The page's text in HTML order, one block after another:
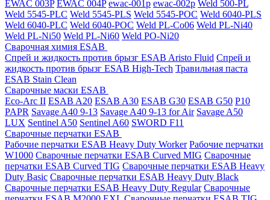
EWAC 003P EWAC 004P ewac-001p ewac-002p Weld 500-PL
Weld 5545-PLC Weld 5545-PLS Weld 5545-POC Weld 6040-PLS
Weld 6040-PLС Weld 6040-POC Weld PL-Co06 Weld PL-Ni40
Weld PL-Ni50 Weld PL-Ni60 Weld PO-Ni20
Сварочная химия ESAB
Спрей и жидкость против брызг ESAB Aristo Fluid Спрей и
жидкость против брызг ESAB High-Tech Травильная паста
ESAB Stain Clean
Сварочные маски ESAB
Eco-Arc II ESAB A20 ESAB A30 ESAB G30 ESAB G50 P10
PAPR Savage A40 9-13 Savage A40 9-13 for Air Savage A50
LUX Sentinel A50 Sentinel A60 SWORD F11
Сварочные перчатки ESAB
Рабочие перчатки ESAB Heavy Duty Worker Рабочие перчатки
W1000 Сварочные перчатки ESAB Curved MIG Сварочные
перчатки ESAB Curved TIG Сварочные перчатки ESAB Heavy
Duty Basic Сварочные перчатки ESAB Heavy Duty Black
Сварочные перчатки ESAB Heavy Duty Regular Сварочные